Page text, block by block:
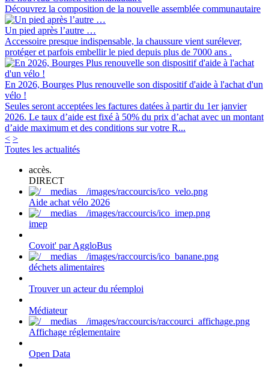
Découvrez la composition de la nouvelle assemblée communautaire
Un pied après l’autre …
Accessoire presque indispensable, la chaussure vient surélever,
protéger et parfois embellir le pied depuis plus de 7000 ans .
En 2026, Bourges Plus renouvelle son dispositif d'aide à l'achat d'un
vélo !
Seules seront acceptées les factures datées à partir du 1er janvier
2026. Le taux d’aide est fixé à 50% du prix d’achat avec un montant
d’aide maximum et des conditions sur votre R...
< >
Toutes les actualités
accès.
DIRECT
Aide achat vélo 2026
imep
Covoit' par AggloBus
déchets alimentaires
Trouver un acteur du réemploi
Médiateur
Affichage réglementaire
Open Data